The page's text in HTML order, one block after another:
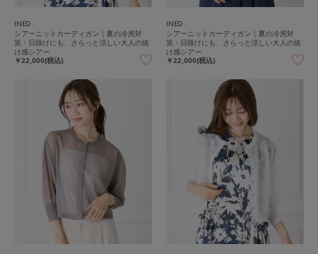
INED
シアーニットカーディガン｜夏の冷房対
策・日除けにも、さらっと涼しい大人の抜
け感シアー
￥22,000(税込)
INED
シアーニットカーディガン｜夏の冷房対
策・日除けにも、さらっと涼しい大人の抜
け感シアー
￥22,000(税込)